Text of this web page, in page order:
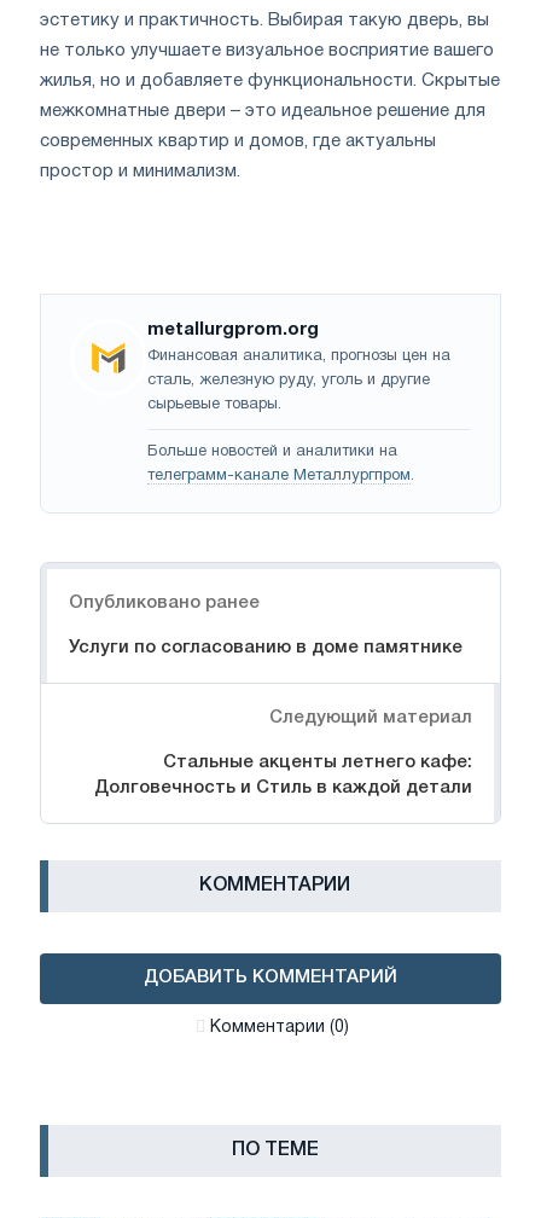
эстетику и практичность. Выбирая такую дверь, вы
не только улучшаете визуальное восприятие вашего
жилья, но и добавляете функциональности. Скрытые
межкомнатные двери – это идеальное решение для
современных квартир и домов, где актуальны
простор и минимализм.
metallurgprom.org
Финансовая аналитика, прогнозы цен на
сталь, железную руду, уголь и другие
сырьевые товары.
Больше новостей и аналитики на
телеграмм-канале Металлургпром.
Опубликовано ранее
Услуги по согласованию в доме памятнике
Следующий материал
Стальные акценты летнего кафе:
Долговечность и Стиль в каждой детали
КОММЕНТАРИИ
ДОБАВИТЬ КОММЕНТАРИЙ
Комментарии (0)
ПО ТЕМЕ